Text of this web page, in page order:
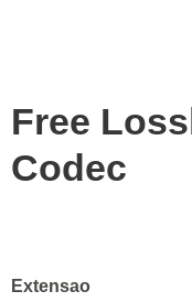
Free
Codec
Extensao